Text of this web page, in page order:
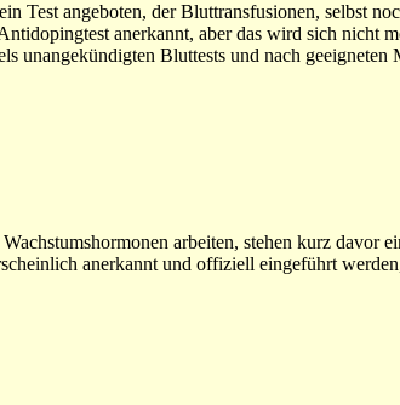
Test angeboten, der Bluttransfusionen, selbst
anerkannt, aber das wird sich nicht
unangekündigten Bluttests und nach geeigneten
arbeiten, stehen kurz davor
anerkannt und offiziell eingeführt